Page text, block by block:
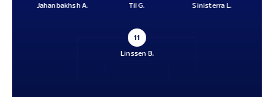
Jahanbakhsh A.
Til G.
Sinisterra L.
11
Linssen B.